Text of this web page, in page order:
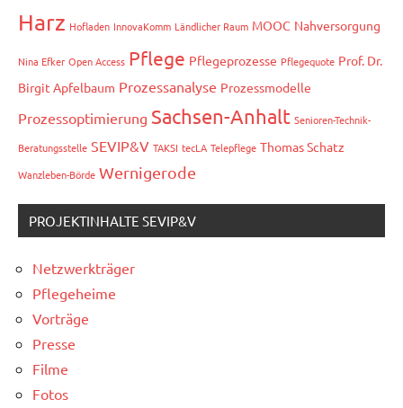
Harz Hofladen InnovaKomm Ländlicher Raum MOOC Nahversorgung
Nina Efker Open Access Pflege Pflegeprozesse Pflegequote Prof. Dr.
Birgit Apfelbaum Prozessanalyse Prozessmodelle
Prozessoptimierung Sachsen-Anhalt Senioren-Technik-
Beratungsstelle SEVIP&V TAKSI tecLA Telepflege Thomas Schatz
Wanzleben-Börde Wernigerode
PROJEKTINHALTE SEVIP&V
Netzwerkträger
Pflegeheime
Vorträge
Presse
Filme
Fotos